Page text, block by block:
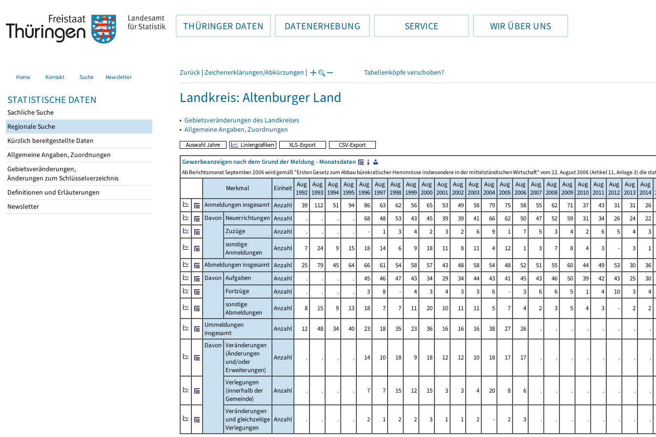
THÜRINGER DATEN DATENERHEBUNG SERVICE WIR ÜBER UNS
Home Kontakt Suche Newsletter
STATISTISCHE DATEN
Sachliche Suche
Regionale Suche
Kürzlich bereitgestellte Daten
Allgemeine Angaben, Zuordnungen
Gebietsveränderungen,
Änderungen zum Schlüsselverzeichnis
Definitionen und Erläuterungen
Newsletter
Zurück | Zeichenerklärungen/Abkürzungen | Tabellenköpfe verschoben?
Landkreis: Altenburger Land
▸ Gebietsveränderungen des Landkreises
▸ Allgemeine Angaben, Zuordnungen
Gewerbeanzeigen nach dem Grund der Meldung - Monatsdaten
Ab Berichtsmonat September 2006 wird gemäß "Ersten Gesetz zum Abbau bürokratischer Hemmnisse insbesondere in der mittelständischen Wirtschaft" vom 22. August 2006 (Artikel 11, Anlage 3) die
Merkmal Einheit Aug
1992
Aug
1993
Aug
1994
Aug
1995
Aug
1996
Aug
1997
Aug
1998
Aug
1999
Aug
2000
Aug
2001
Aug
2002
Aug
2003
Aug
2004
Aug
2005
Aug
2006
Aug
2007
Aug
2008
Aug
2009
Aug
2010
Aug
2011
Aug
2012
Aug
2013
Aug
2014
Anmeldungen insgesamt Anzahl 39 112 51 94 86 63 62 56 65 53 49 58 79 75 58 55 62 71 37 43 31 31
26
Davon Neuerrichtungen Anzahl . . . . 68 48 53 43 45 39 39 41 66 62 50 47 52 59 31 34 26 24
22
Zuzüge
Anzahl . . . . - 1 3 4 2 3 2 6 9 1 7 5 3 4 2 6 5 4
3
sonstige
Anmeldungen
Anzahl 7 24 9 15 18 14 6 9 18 11 8 11 4 12 1 3 7 8 4 3 - 3
1
Abmeldungen insgesamt Anzahl 25 79 45 64 66 61 54 58 57 43 48 58 54 48 52 51 55 60 44 49 53 30
36
Davon Aufgaben Anzahl . . . . 45 46 47 43 34 29 34 44 43 41 45 43 46 50 39 42 43 25
30
Fortzüge
Anzahl . . . . 3 8 - 4 3 4 3 3 6 - 3 6 6 5 1 4 10 3
4
sonstige
Abmeldungen
Anzahl 8 15 9 13 18 7 7 11 20 10 11 11 5 7 4 2 3 5 4 3 - 2
2
Ummeldungen
insgesamt
Anzahl 12 48 34 40 23 18 35 23 36 16 16 16 38 27 26 . . . . . . .
.
Davon Veränderungen
(Änderungen
und/oder
Erweiterungen)
Anzahl . . . . 14 10 18 9 18 12 12 10 18 17 17 . . . . . . . .
Verlegungen
(innerhalb der
Gemeinde)
Anzahl . . . . 7 7 15 12 15 3 3 4 20 8 6 . . . . . . . .
Veränderungen
und gleichzeitige
Verlegungen
Anzahl . . . . 2 1 2 2 3 1 1 2 - 2 3 . . . . . . . .